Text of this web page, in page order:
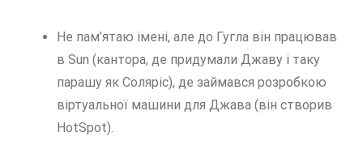
Не пам’ятаю імені, але до Гугла він працював
в Sun (кантора, де придумали Джаву і таку
парашу як Соляріс), де займався розробкою
віртуальної машини для Джава (він створив
HotSpot).